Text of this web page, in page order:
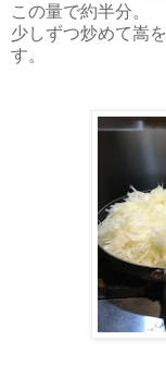
この量で約半分。
少しずつ炒めて嵩
す。